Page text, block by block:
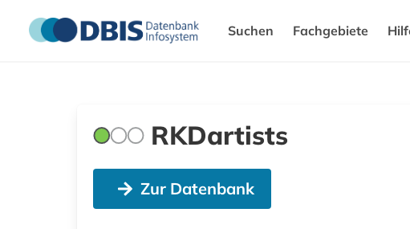
Suchen Fachgebiete
RKDartists
Zur Datenbank